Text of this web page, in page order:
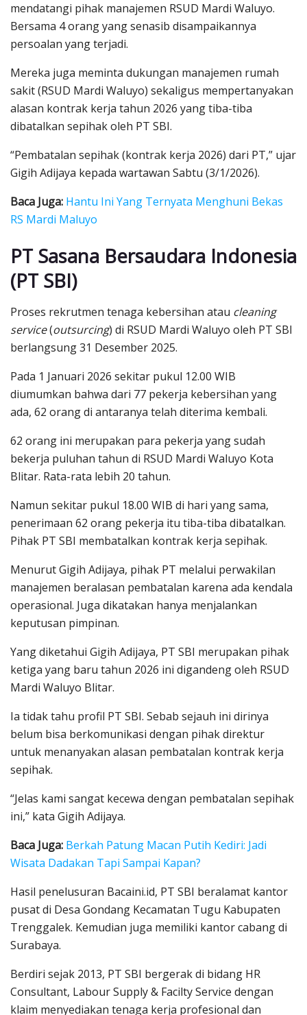
mendatangi pihak manajemen RSUD Mardi Waluyo.
Bersama 4 orang yang senasib disampaikannya
persoalan yang terjadi.
Mereka juga meminta dukungan manajemen rumah
sakit (RSUD Mardi Waluyo) sekaligus mempertanyakan
alasan kontrak kerja tahun 2026 yang tiba-tiba
dibatalkan sepihak oleh PT SBI.
“Pembatalan sepihak (kontrak kerja 2026) dari PT,” ujar
Gigih Adijaya kepada wartawan Sabtu (3/1/2026).
Baca Juga: Hantu Ini Yang Ternyata Menghuni Bekas
RS Mardi Maluyo
PT Sasana Bersaudara Indonesia
(PT SBI)
Proses rekrutmen tenaga kebersihan atau cleaning
service(outsurcing) di RSUD Mardi Waluyo oleh PT SBI
berlangsung 31 Desember 2025.
Pada 1 Januari 2026 sekitar pukul 12.00 WIB
diumumkan bahwa dari 77 pekerja kebersihan yang
ada, 62 orang di antaranya telah diterima kembali.
62 orang ini merupakan para pekerja yang sudah
bekerja puluhan tahun di RSUD Mardi Waluyo Kota
Blitar. Rata-rata lebih 20 tahun.
Namun sekitar pukul 18.00 WIB di hari yang sama,
penerimaan 62 orang pekerja itu tiba-tiba dibatalkan.
Pihak PT SBI membatalkan kontrak kerja sepihak.
Menurut Gigih Adijaya, pihak PT melalui perwakilan
manajemen beralasan pembatalan karena ada kendala
operasional. Juga dikatakan hanya menjalankan
keputusan pimpinan.
Yang diketahui Gigih Adijaya, PT SBI merupakan pihak
ketiga yang baru tahun 2026 ini digandeng oleh RSUD
Mardi Waluyo Blitar.
Ia tidak tahu profil PT SBI. Sebab sejauh ini dirinya
belum bisa berkomunikasi dengan pihak direktur
untuk menanyakan alasan pembatalan kontrak kerja
sepihak.
“Jelas kami sangat kecewa dengan pembatalan sepihak
ini,” kata Gigih Adijaya.
Baca Juga: Berkah Patung Macan Putih Kediri: Jadi
Wisata Dadakan Tapi Sampai Kapan?
Hasil penelusuran Bacaini.id, PT SBI beralamat kantor
pusat di Desa Gondang Kecamatan Tugu Kabupaten
Trenggalek. Kemudian juga memiliki kantor cabang di
Surabaya.
Berdiri sejak 2013, PT SBI bergerak di bidang HR
Consultant, Labour Supply & Facilty Service dengan
klaim menyediakan tenaga kerja profesional dan